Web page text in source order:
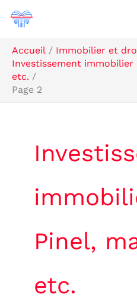
Aller
Accueil
Immobilier et
Investissement
etc.
Page 2
Pinel,
etc.
Rechercher